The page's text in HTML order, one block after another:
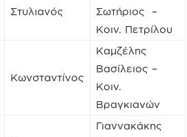
Στυλιανός
Σωτήριος –
Κοιν. Πετρίλου
Κωνσταντίνος
Καμζέλης
Βασίλειος –
Κοιν.
Βραγκιανών
Γιαννακάκης